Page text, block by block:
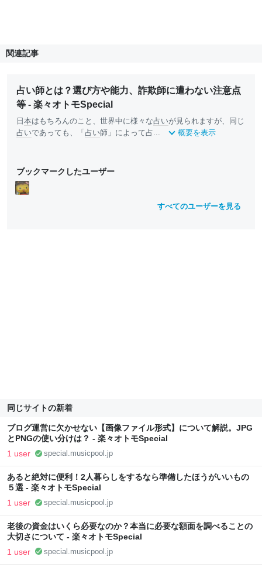
関連記事
占い師とは？選び方や能力、詐欺師に遭わない注意点
等 - 楽々オトモSpecial
日 本はもちろんのこと、世界中に様々な占いが見られますが、同じ
占いであっても、「 占い師」によって占... 概要を表示
ブックマークしたユーザー
すべてのユーザーを見る
同じサイトの新着
ブログ運営に欠かせない【画像ファイル形式】について解説。JPG
とPNGの使い分けは？ - 楽々オトモSpecial
1 user special.musicpool.jp
あると絶対に便利！2人暮らしをするなら準備したほうがいいもの
５選 - 楽々オトモSpecial
1 user special.musicpool.jp
老後の資金はいくら必要なのか？本当に必要な額面を調べることの
大切さについて - 楽々オトモSpecial
1 user special.musicpool.jp